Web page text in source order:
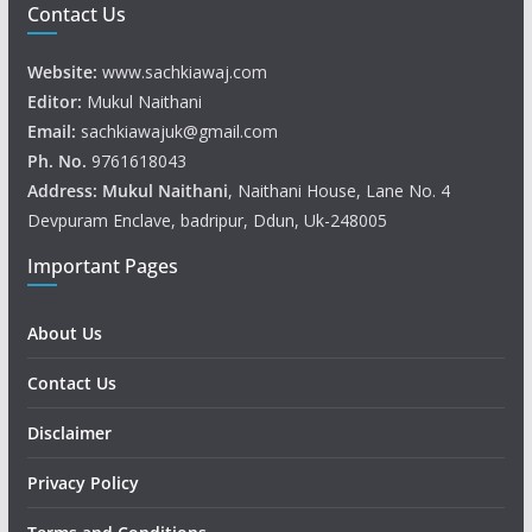
Contact Us
Website: www.sachkiawaj.com
Editor: Mukul Naithani
Email: sachkiawajuk@gmail.com
Ph. No. 9761618043
Address: Mukul Naithani, Naithani House, Lane No. 4
Devpuram Enclave, badripur, Ddun, Uk-248005
Important Pages
About Us
Contact Us
Disclaimer
Privacy Policy